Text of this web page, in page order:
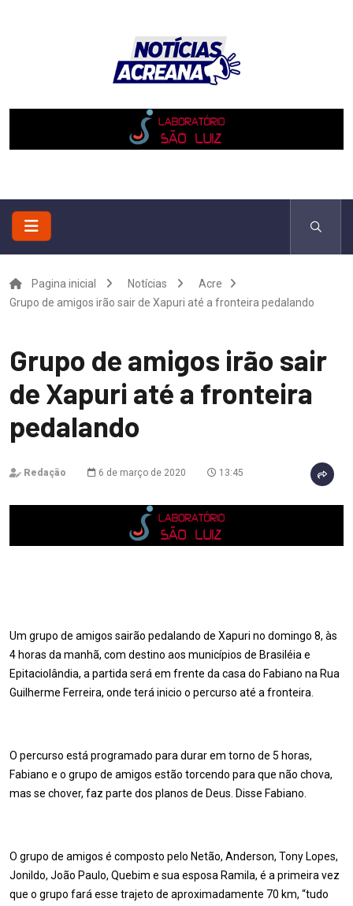
Pagina inicial Notícias
Acre
Grupo de amigos irão sair de Xapuri até a fronteira pedalando
Grupo de amigos irão sair
de Xapuri até a fronteira
pedalando
Redação 6 de março de 2020 13:45
Um grupo de amigos sairão pedalando de Xapuri no domingo 8, às
4 horas da manhã, com destino aos municípios de Brasiléia e
Epitaciolândia, a partida será em frente da casa do Fabiano na Rua
Guilherme Ferreira, onde terá inicio o percurso até a fronteira.
O percurso está programado para durar em torno de 5 horas,
Fabiano e o grupo de amigos estão torcendo para que não chova,
mas se chover, faz parte dos planos de Deus. Disse Fabiano.
O grupo de amigos é composto pelo Netão, Anderson, Tony Lopes,
Jonildo, João Paulo, Quebim e sua esposa Ramila, é a primeira vez
que o grupo fará esse trajeto de aproximadamente 70 km, “tudo